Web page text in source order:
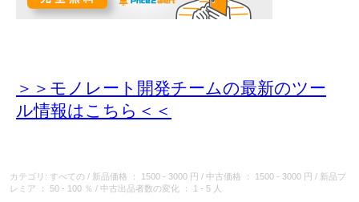
＞＞モノレート開発チームの最新のツー
ル情報はこちら＜＜
カテゴリ: すべての / 新品価格 ： 1500 - 3000 円 / 中古価格 ： 1500 - 3000 円 / 新品プ
レミア
： 50 - 100 ％ / 中古出品者数の変化 ： 1 - 5 人